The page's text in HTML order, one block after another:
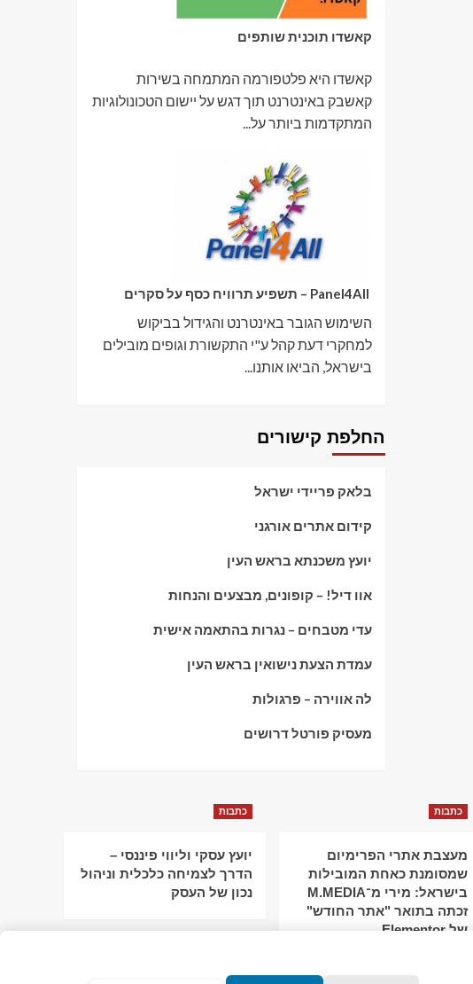
קאשדו תוכנית שותפים
קאשדו היא פלטפורמה המתמחה בשירות
קאשבק באינטרנט תוך דגש על יישום הטכונולוגיות
המתקדמות ביותר על...
השימוש הגובר באינטרנט והגידול בביקוש
למחקרי דעת קהל ע"י התקשורת וגופים מובילים
בישראל, הביאו אותנו...
החלפת קישורים
בלאק פריידי ישראל
קידום אתרים אורגני
יועץ משכנתא בראש העין
אוו דיל! – קופונים, מבצעים והנחות
עדי מטבחים – נגרות בהתאמה אישית
עמדת הצעת נישואין בראש העין
לה אווירה – פרגולות
מעסיק פורטל דרושים
כתבות
מעצבת אתרי הפרימיום
שמסומנת כאחת המובילות
בישראל: מירי מ־M.MEDIA
זכתה בתואר "אתר החודש"
של Elementor
כתבות
יועץ עסקי וליווי פיננסי –
הדרך לצמיחה כלכלית וניהול
נכון של העסק